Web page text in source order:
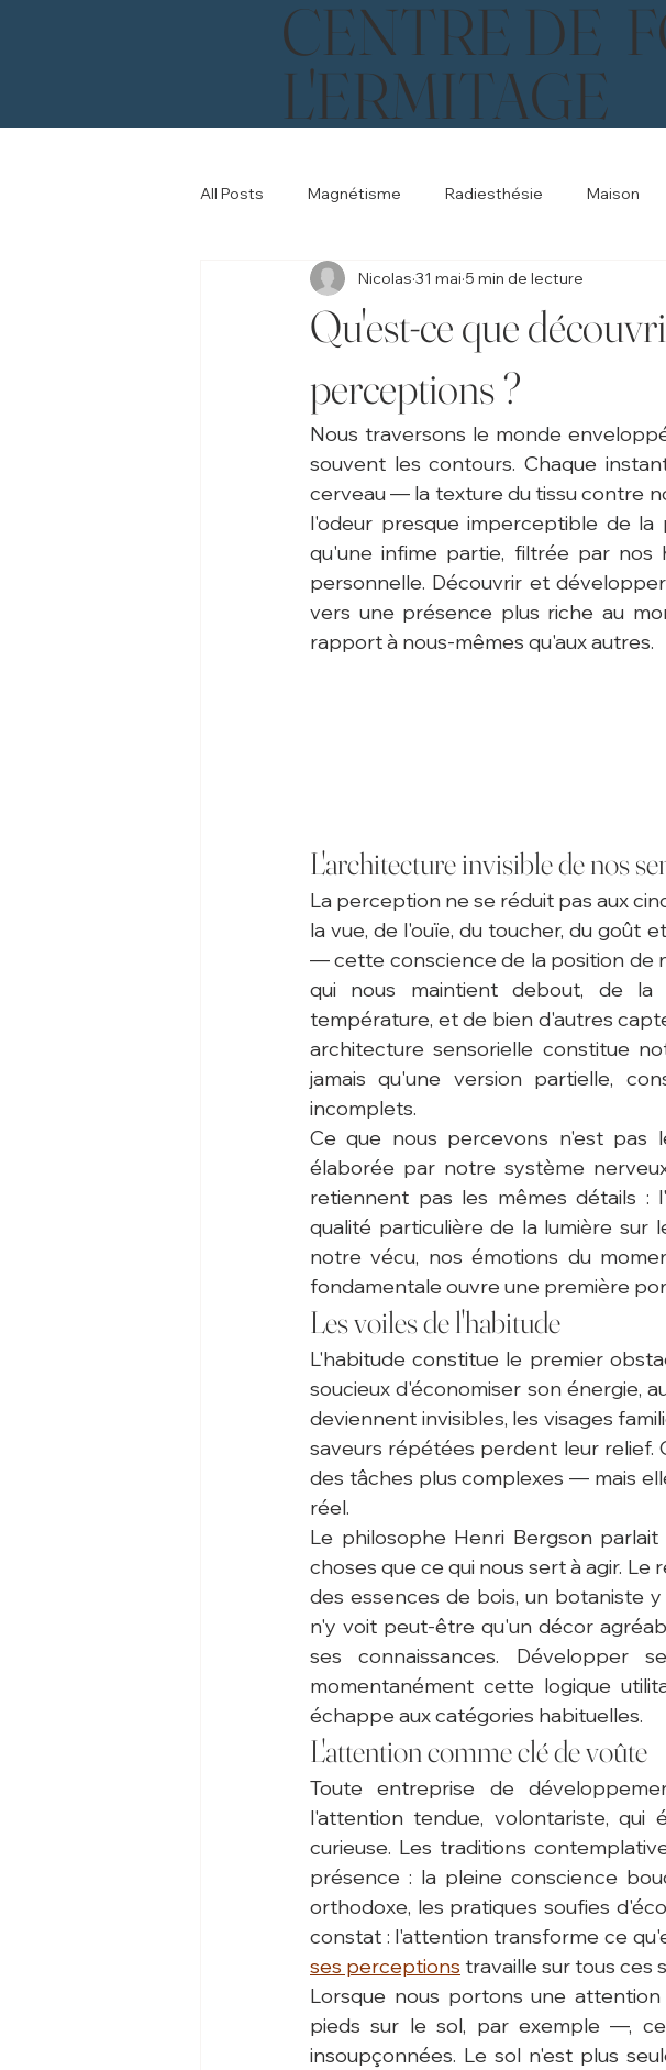
CENTRE DE
L'ERMITAGE
All Posts Magnétisme Radiesthésie Maison
Qu'est-ce que
perceptions ?
Nicolas 31 mai 5 min de lecture
Nous traversons le monde
souvent les contours. Chaque
cerveau — la texture du tissu contre
l'odeur presque imperceptible de la
qu'une infime partie, filtrée par nos
personnelle. Découvrir et
vers une présence plus riche au
rapport à nous-mêmes qu'aux autres.
L'architecture invisible de nos
La perception ne se réduit pas aux
la vue, de l'ouïe, du toucher, du goût
— cette conscience de la position de
qui nous maintient debout, de
température, et de bien d'autres
architecture sensorielle constitue
jamais qu'une version partielle,
incomplets.
Ce que nous percevons n'est pas
élaborée par notre système
retiennent pas les mêmes détails :
qualité particulière de la lumière sur
notre vécu, nos émotions du
fondamentale ouvre une première
Les voiles de l'habitude
L'habitude constitue le premier
soucieux d'économiser son énergie,
deviennent invisibles, les visages
saveurs répétées perdent leur
des tâches plus complexes — mais
réel.
Le philosophe Henri Bergson
choses que ce qui nous sert à agir.
des essences de bois, un botaniste
n'y voit peut-être qu'un décor
ses connaissances. Développer
momentanément cette logique
échappe aux catégories habituelles.
L'attention comme clé de voûte
Toute entreprise de
l'attention tendue, volontariste, qui
curieuse. Les traditions
présence : la pleine conscience
orthodoxe, les pratiques soufies
constat : l'attention transforme ce
ses perceptions travaille sur tous ces
Lorsque nous portons une
pieds sur le sol, par exemple —,
insoupçonnées. Le sol n'est plus